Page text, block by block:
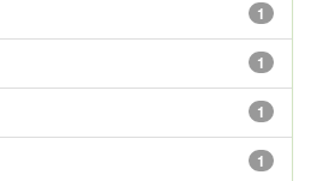
1
1
1
1